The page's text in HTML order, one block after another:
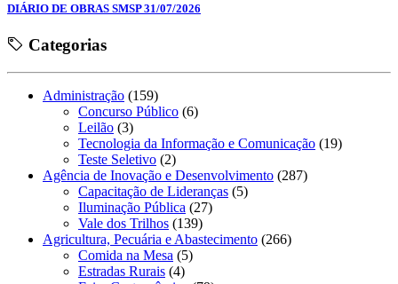
DIÁRIO DE OBRAS SMSP 31/07/2026
Categorias
Administração (159)
Concurso Público (6)
Leilão (3)
Tecnologia da Informação e Comunicação (19)
Teste Seletivo (2)
Agência de Inovação e Desenvolvimento (287)
Capacitação de Lideranças (5)
Iluminação Pública (27)
Vale dos Trilhos (139)
Agricultura, Pecuária e Abastecimento (266)
Comida na Mesa (5)
Estradas Rurais (4)